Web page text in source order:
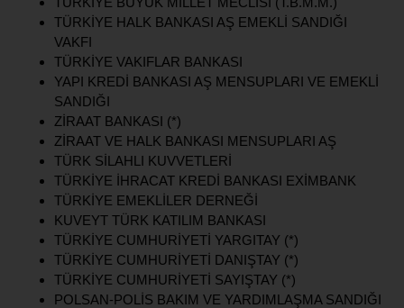
TÜRKİYE HALK BANKASI AŞ EMEKLİ SANDIĞI
VAKFI
TÜRKİYE VAKIFLAR BANKASI
YAPI KREDİ BANKASI AŞ MENSUPLARI VE EMEKLİ
SANDIĞI
ZİRAAT BANKASI (*)
ZİRAAT VE HALK BANKASI MENSUPLARI AŞ
TÜRK SİLAHLI KUVVETLERİ
TÜRKİYE İHRACAT KREDİ BANKASI EXİMBANK
TÜRKİYE EMEKLİLER DERNEĞİ
KUVEYT TÜRK KATILIM BANKASI
TÜRKİYE CUMHURİYETİ YARGITAY (*)
TÜRKİYE CUMHURİYETİ DANIŞTAY (*)
TÜRKİYE CUMHURİYETİ SAYIŞTAY (*)
POLSAN-POLİS BAKIM VE YARDIMLAŞMA SANDIĞI